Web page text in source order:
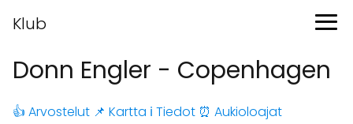
Klub
Donn Engler - Copenhagen
👍 Arvostelut 📌 Kartta ℹ️ Tiedot ⏰ Aukioloajat